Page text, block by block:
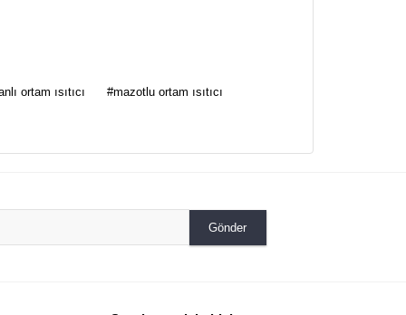
ortam ısıtıcı
#mazotlu ortam ısıtıcı
Gönder